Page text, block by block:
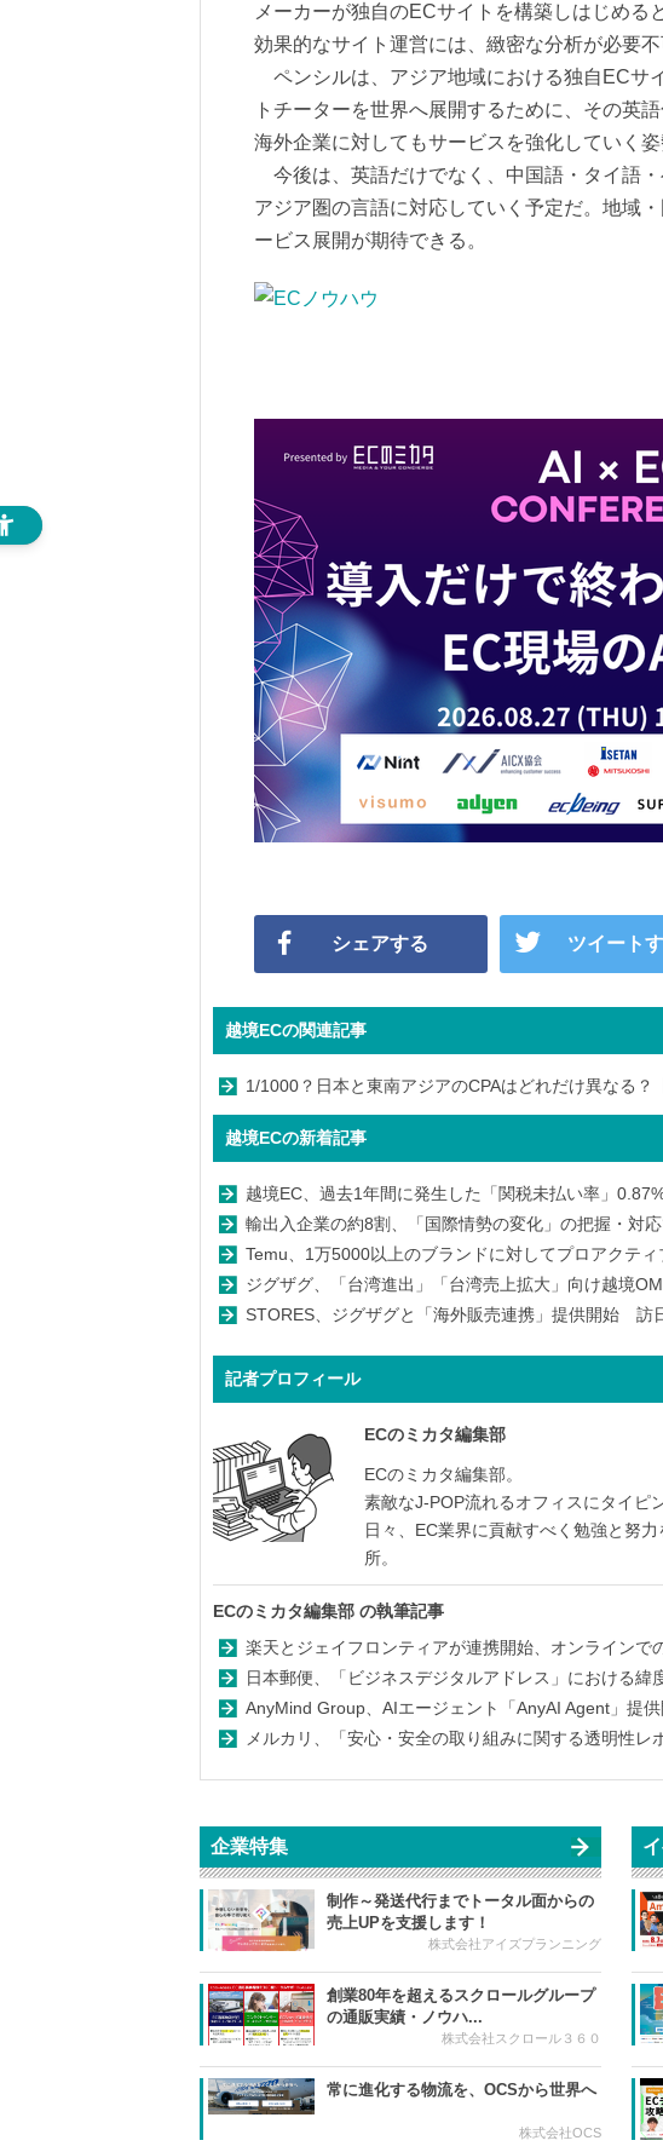
メーカーが独自のECサイトを構築しはじめる
効果的なサイト運営には、緻密な分析が必要不
ペンシルは、アジア地域における独自ECサ
トチーターを世界へ展開するために、その英
海外企業に対してもサービスを強化していく姿
今後は、英語だけでなく、中国語・タイ語・
アジア圏の言語に対応していく予定だ。地域
ービス展開が期待できる。
シェアする ツイート
越境ECの関連記事
1/1000？日本と東南アジアのCPAはどれだけ異なる？
越境ECの新着記事
越境EC、過去1年間に発生した「関税未払い率」
輸出入企業の約8割、「国際情勢の変化」の把握・対
Temu、1万5000以上のブランドに対してプロアクテ
ジグザグ、「台湾進出」「台湾売上拡大」向け越境
STORES、ジグザグと「海外販売連携」提供開始 訪
記者プロフィール
ECのミカタ編集部
ECのミカタ編集部。
素敵なJ-POP流れるオフィスにタイピ
日々、EC業界に貢献すべく勉強と努
所。
ECのミカタ編集部の執筆記事
楽天とジェイフロンティアが連携開始、オンラインで
日本郵便、「ビジネスデジタルアドレス」における緯
AnyMind Group、AIエージェント「AnyAI Agent」提
メルカリ、「安心・安全の取り組みに関する透明性レ
企業特集
制作～発送代行までトータル面からの
売上UPを支援します！
株式会社アイズプランニング
創業80年を超えるスクロールグループ
の通販実績・ノウハ...
株式会社スクロール３６０
常に進化する物流を、OCSから世界へ
株式会社OCS